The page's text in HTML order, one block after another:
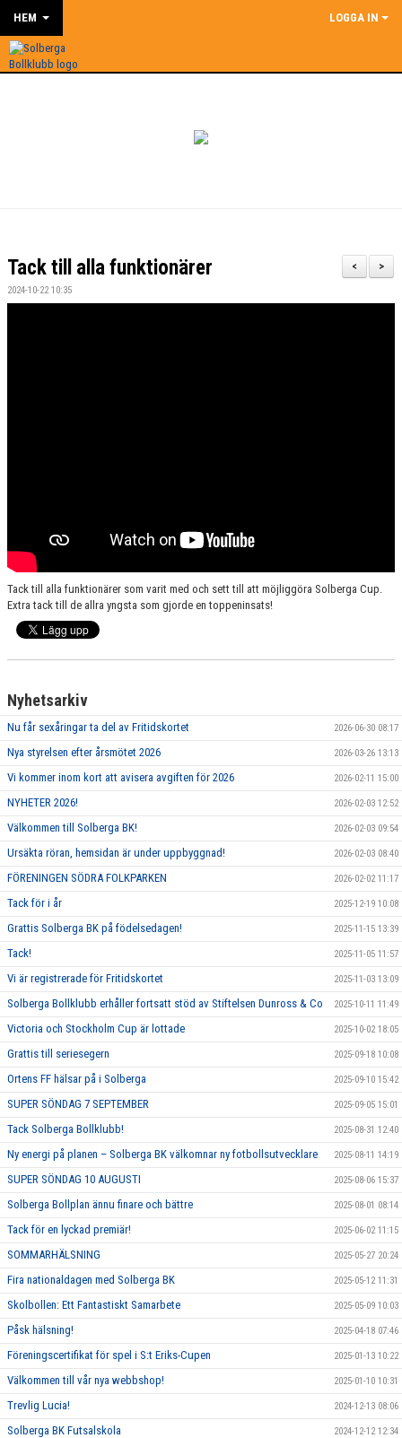
HEM LOGGA IN
>
<
Tack till alla funktionärer
2024-10-22 10:35
Tack till alla funktionärer som varit med och sett till att möjliggöra Solberga Cup.
Extra tack till de allra yngsta som gjorde en toppeninsats!
Nyhetsarkiv
Nu får sexåringar ta del av Fritidskortet 2026-06-30 08:17
Nya styrelsen efter årsmötet 2026 2026-03-26 13:13
Vi kommer inom kort att avisera avgiften för 2026 2026-02-11 15:00
NYHETER 2026! 2026-02-03 12:52
Välkommen till Solberga BK! 2026-02-03 09:54
Ursäkta röran, hemsidan är under uppbyggnad! 2026-02-03 08:40
FÖRENINGEN SÖDRA FOLKPARKEN 2026-02-02 11:17
Tack för i år 2025-12-19 10:08
Grattis Solberga BK på födelsedagen! 2025-11-15 13:39
Tack! 2025-11-05 11:57
Vi är registrerade för Fritidskortet 2025-11-03 13:09
Solberga Bollklubb erhåller fortsatt stöd av Stiftelsen Dunross & Co 2025-10-11 11:49
Victoria och Stockholm Cup är lottade 2025-10-02 18:05
Grattis till seriesegern 2025-09-18 10:08
Ortens FF hälsar på i Solberga 2025-09-10 15:42
SUPER SÖNDAG 7 SEPTEMBER 2025-09-05 15:01
Tack Solberga Bollklubb! 2025-08-31 12:40
Ny energi på planen – Solberga BK välkomnar ny fotbollsutvecklare 2025-08-11 14:19
SUPER SÖNDAG 10 AUGUSTI 2025-08-06 15:37
Solberga Bollplan ännu finare och bättre 2025-08-01 08:14
Tack för en lyckad premiär! 2025-06-02 11:15
SOMMARHÄLSNING 2025-05-27 20:24
Fira nationaldagen med Solberga BK 2025-05-12 11:31
Skolbollen: Ett Fantastiskt Samarbete 2025-05-09 10:03
Påsk hälsning! 2025-04-18 07:46
Föreningscertifikat för spel i S:t Eriks-Cupen 2025-01-13 10:22
Välkommen till vår nya webbshop! 2025-01-10 10:31
Trevlig Lucia! 2024-12-13 08:06
Solberga BK Futsalskola 2024-12-12 12:34